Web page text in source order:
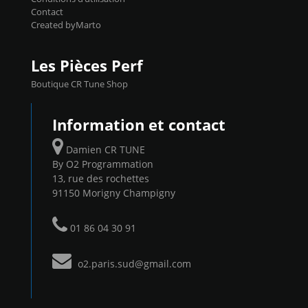
Contact
Created byMarto
Les Pièces Perf
Boutique CR Tune Shop
Information et contact
Damien CR TUNE
By O2 Programmation
13, rue des rochettes
91150 Morigny Champigny
01 86 04 30 91
o2.paris.sud@gmail.com